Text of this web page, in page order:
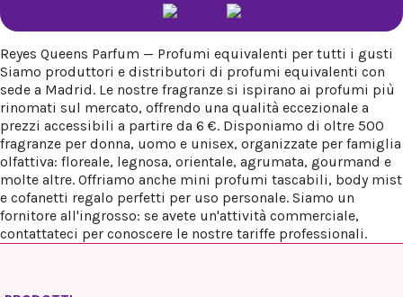
Reyes Queens Parfum — Profumi equivalenti per tutti i gusti
Siamo produttori e distributori di profumi equivalenti con
sede a Madrid. Le nostre fragranze si ispirano ai profumi più
rinomati sul mercato, offrendo una qualità eccezionale a
prezzi accessibili a partire da 6 €. Disponiamo di oltre 500
fragranze per donna, uomo e unisex, organizzate per famiglia
olfattiva: floreale, legnosa, orientale, agrumata, gourmand e
molte altre. Offriamo anche mini profumi tascabili, body mist
e cofanetti regalo perfetti per uso personale. Siamo un
fornitore all'ingrosso: se avete un'attività commerciale,
contattateci per conoscere le nostre tariffe professionali.